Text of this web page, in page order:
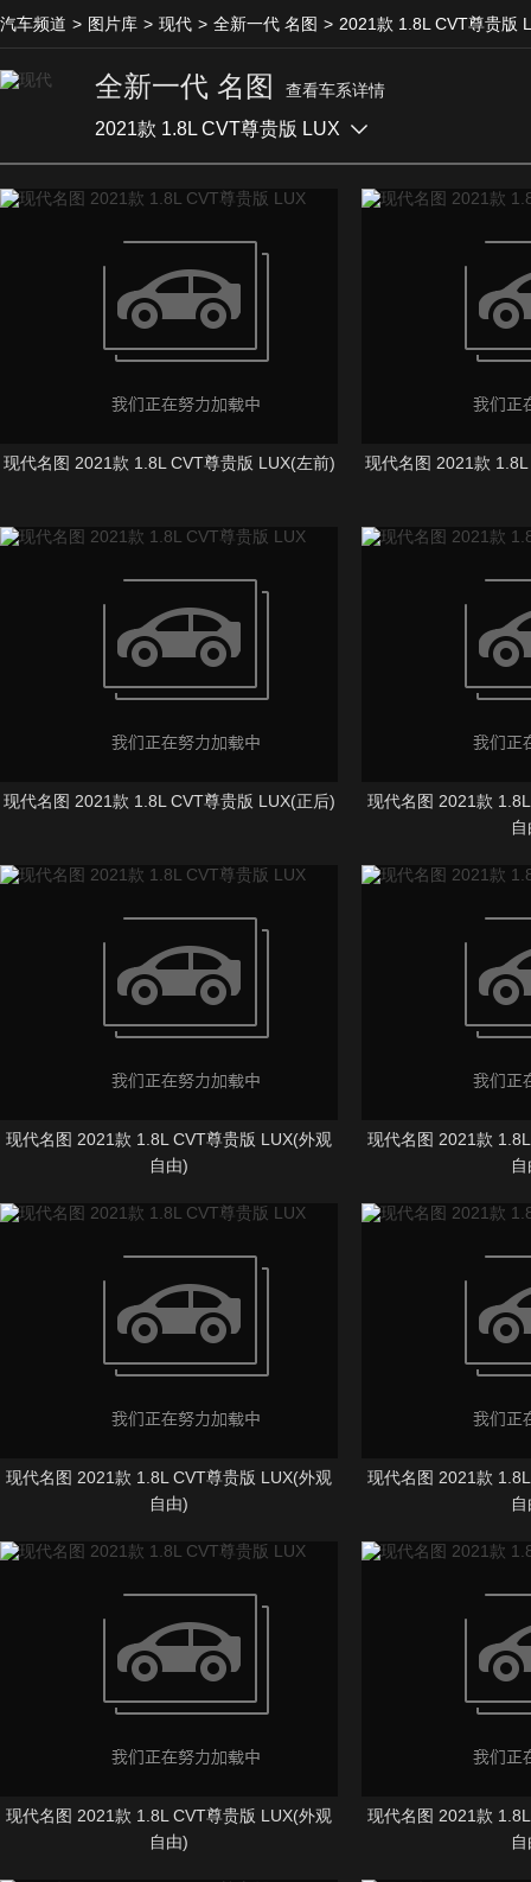
汽车频道 > 图片库 > 现代 > 全新一代 名图 > 2021款 1.8L CVT尊贵版
全新一代 名图 查看车系详情
2021款 1.8L CVT尊贵版 LUX
现代名图 2021款 1.8L CVT尊贵版 LUX(左前) 现代名图 2021款
现代名图 2021款 1.8L CVT尊贵版 LUX(正后)
现代名图 2021款
现代名图 2021款 1.8L CVT尊贵版 LUX(外观
自由)
现代名图 2021款
现代名图 2021款 1.8L CVT尊贵版 LUX(外观
自由)
现代名图 2021款
现代名图 2021款 1.8L CVT尊贵版 LUX(外观
自由)
现代名图 2021款